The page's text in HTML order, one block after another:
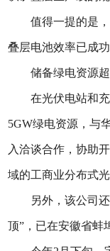
值得一提的是
叠层电池效率已成
储备绿电资源
在光伏电站和
5GW绿电资源，与
入洽谈合作，协助
域的工商业分布式光
另外，该公司
顶”，已在安徽省蚌